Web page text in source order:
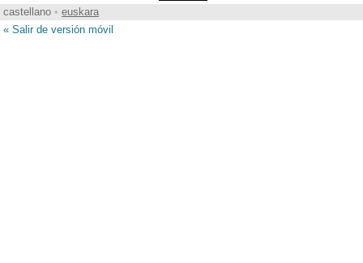
castellano • euskara
« Salir de versión móvil